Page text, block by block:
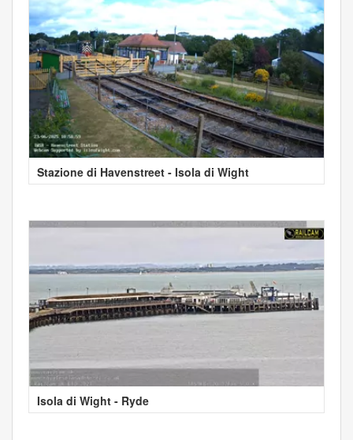
Stazione di Havenstreet - Isola di Wight
Isola di Wight - Ryde